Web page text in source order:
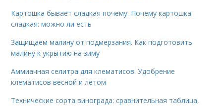
Картошка бывает сладкая почему. Почему картошка
сладкая: можно ли есть
Защищаем малину от подмерзания. Как подготовить
малину к укрытию на зиму
Аммиачная селитра для клематисов. Удобрение
клематисов весной и летом
Технические сорта винограда: сравнительная таблица,